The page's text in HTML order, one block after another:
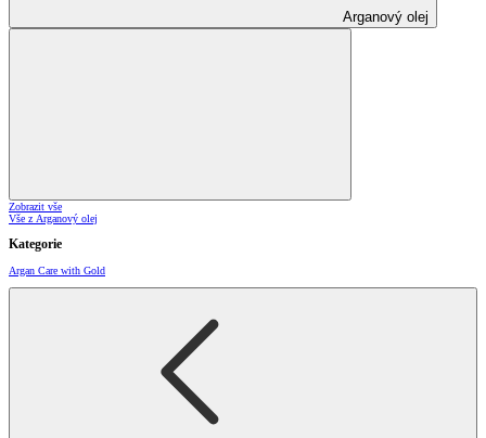
Arganový olej
Zobrazit vše
Vše z Arganový olej
Kategorie
Argan Care with Gold